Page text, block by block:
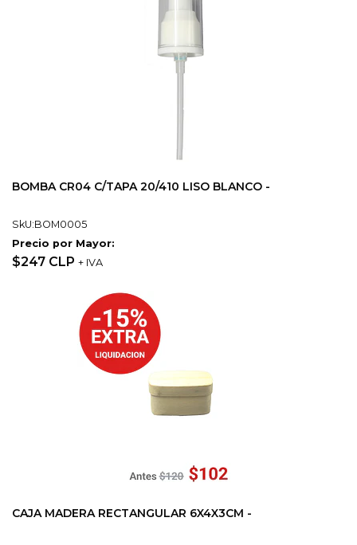
BOMBA CR04 C/TAPA 20/410 LISO BLANCO -
SkU:BOM0005
Precio por Mayor:
$247 CLP + IVA
CAJA MADERA RECTANGULAR 6X4X3CM -